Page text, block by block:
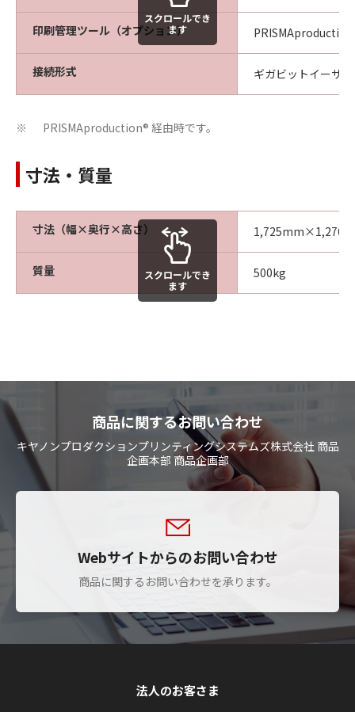
印刷管理ツール（オプション）
接続形式 ギガビットイーサ
スクロールでき
ます
※ PRISMAproduction® 経由時です。
寸法・質量
寸法（幅×奥行×高さ）
質量 500kg
スクロールでき
ます
商品に関するお問い合わせ
キヤノンプロダクションプリンティングシステムズ株式会社 商品
企画本部 商品企画部
Webサイトからのお問い合わせ
商品に関するお問い合わせを承ります。
法人のお客さま